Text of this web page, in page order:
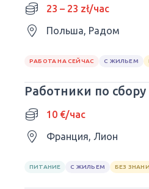
23 – 23 zł/час
Польша, Радом
РАБОТА НА СЕЙЧАС С ЖИЛЬЕМ
Работники по
10 €/час
Франция, Лион
ПИТАНИЕ С ЖИЛЬЕМ БЕЗ